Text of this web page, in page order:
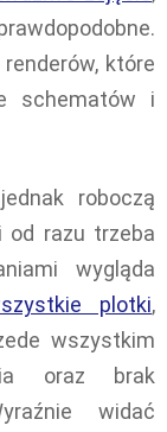
które
schematów i
roboczą
od razu trzeba
wygląda
plotki,
wszystkim
oraz brak
widać